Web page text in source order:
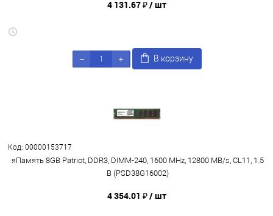
4 131.67 ₽/ шт
В корзину
Код: 00000153717
яПамять 8GB Patriot, DDR3, DIMM-240, 1600 MHz, 12800 MB/s, CL11, 1.5
В (PSD38G16002)
4 354.01 ₽/ шт